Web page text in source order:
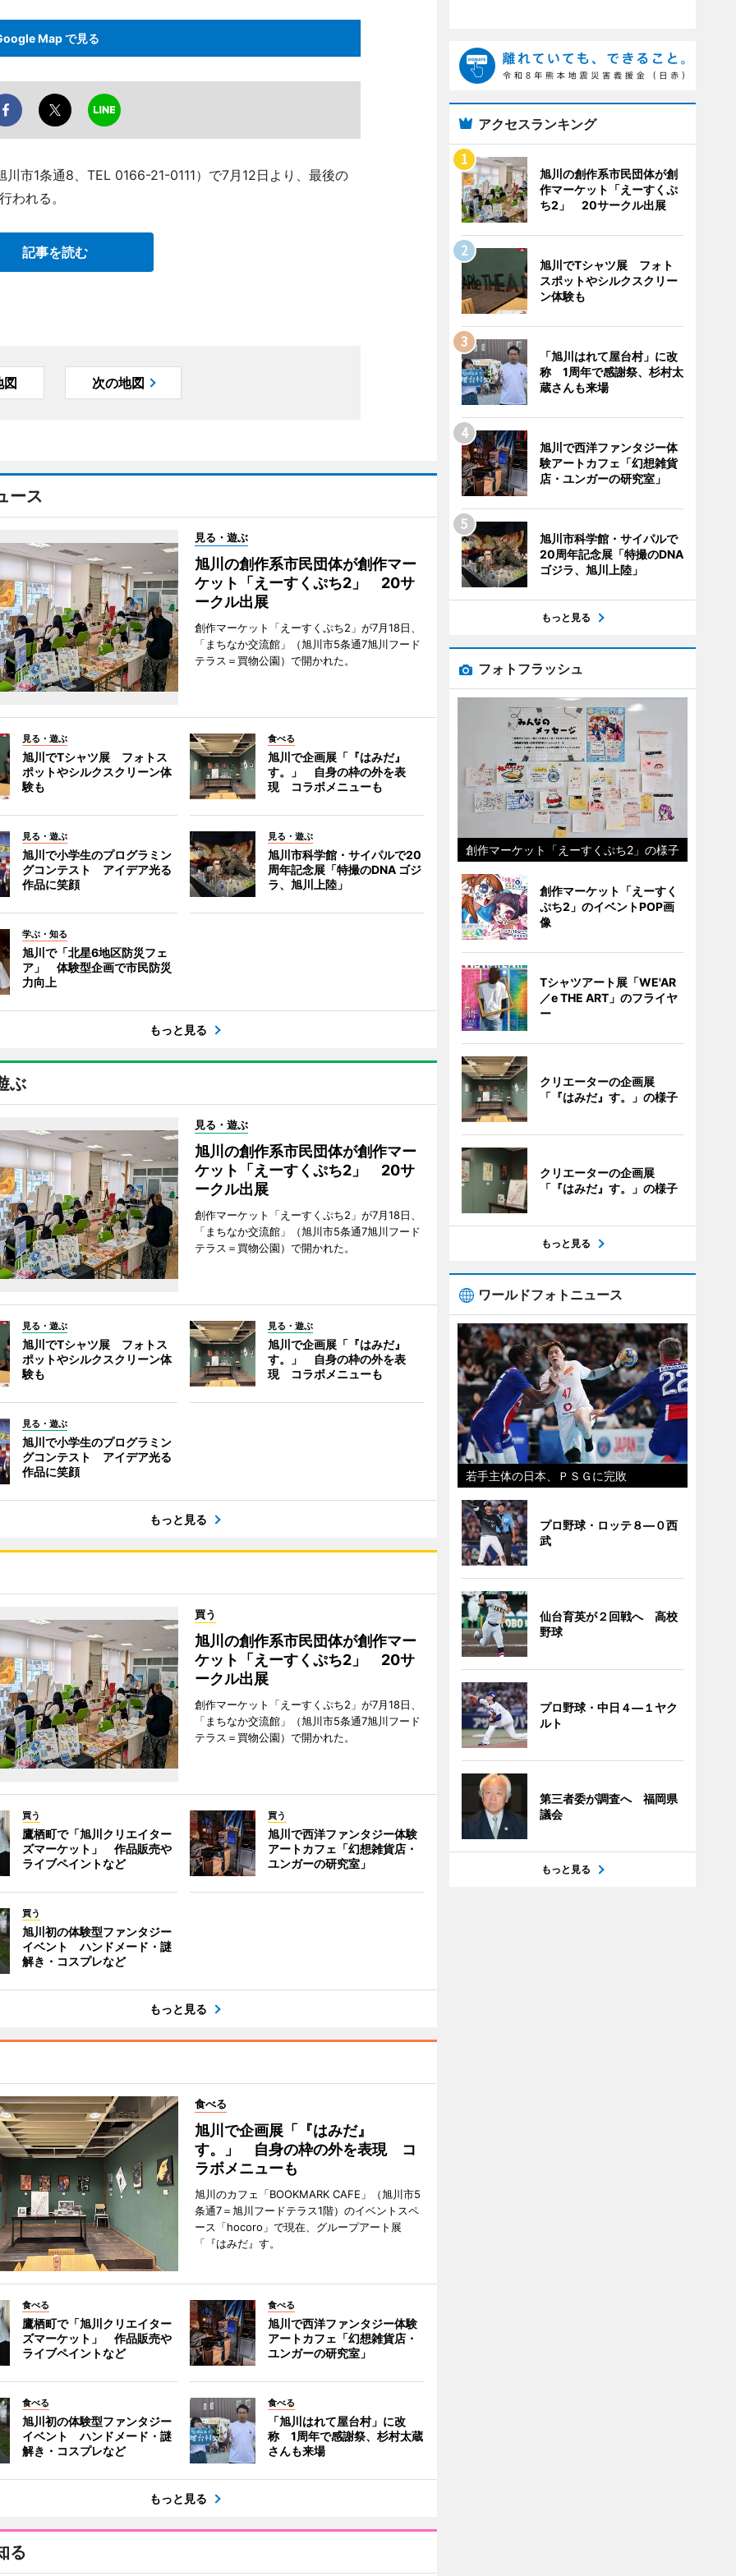
Map で見る
市1条通8、TEL 0166-21-0111）で7月12日より、最後の
われる。
記事を読む
図 次の地図
ース
見る・遊ぶ
旭川の創作系市民団体が創作マー
ケット「えーすくぷち2」 20サ
ークル出展
創作マーケット「えーすくぷち2」が7月18日、
「まちなか交流館」（旭川市5条通7旭川フード
テラス＝買物公園）で開かれた。
見る・遊ぶ
旭川でTシャツ展 フォトス
ポットやシルクスクリーン体
験も
食べる
旭川で企画展「『はみだ』
す。」 自身の枠の外を表
現 コラボメニューも
見る・遊ぶ
旭川で小学生のプログラミン
グコンテスト アイデア光る
作品に笑顔
見る・遊ぶ
旭川市科学館・サイパルで20
周年記念展「特撮のDNA ゴジ
ラ、旭川上陸」
学ぶ・知る
旭川で「北星6地区防災フェ
ア」 体験型企画で市民防災
力向上
もっと見る
ぶ
見る・遊ぶ
旭川の創作系市民団体が創作マー
ケット「えーすくぷち2」 20サ
ークル出展
創作マーケット「えーすくぷち2」が7月18日、
「まちなか交流館」（旭川市5条通7旭川フード
テラス＝買物公園）で開かれた。
見る・遊ぶ
旭川でTシャツ展 フォトス
ポットやシルクスクリーン体
験も
見る・遊ぶ
旭川で企画展「『はみだ』
す。」 自身の枠の外を表
現 コラボメニューも
見る・遊ぶ
旭川で小学生のプログラミン
グコンテスト アイデア光る
作品に笑顔
もっと見る
買う
旭川の創作系市民団体が創作マー
ケット「えーすくぷち2」 20サ
ークル出展
創作マーケット「えーすくぷち2」が7月18日、
「まちなか交流館」（旭川市5条通7旭川フード
テラス＝買物公園）で開かれた。
買う
鷹栖町で「旭川クリエイター
ズマーケット」 作品販売や
ライブペイントなど
買う
旭川で西洋ファンタジー体験
アートカフェ「幻想雑貨店・
ユンガーの研究室」
買う
旭川初の体験型ファンタジー
イベント ハンドメード・謎
解き・コスプレなど
もっと見る
食べる
旭川で企画展「『はみだ』
す。」 自身の枠の外を表現 コ
ラボメニューも
旭川のカフェ「BOOKMARK CAFE」（旭川市5
条通7＝旭川フードテラス1階）のイベントスペ
ース「hocoro」で現在、グループアート展
「『はみだ』す。
食べる
鷹栖町で「旭川クリエイター
ズマーケット」 作品販売や
ライブペイントなど
食べる
旭川で西洋ファンタジー体験
アートカフェ「幻想雑貨店・
ユンガーの研究室」
食べる
旭川初の体験型ファンタジー
イベント ハンドメード・謎
解き・コスプレなど
食べる
「旭川はれて屋台村」に改
称 1周年で感謝祭、杉村太蔵
さんも来場
もっと見る
る
アクセスランキング
旭川の創作系市民団体が創
作マーケット「えーすくぷ
ち2」 20サークル出展
旭川でTシャツ展 フォト
スポットやシルクスクリー
ン体験も
「旭川はれて屋台村」に改
称 1周年で感謝祭、杉村太
蔵さんも来場
旭川で西洋ファンタジー体
験アートカフェ「幻想雑貨
店・ユンガーの研究室」
旭川市科学館・サイパルで
20周年記念展「特撮のDNA
ゴジラ、旭川上陸」
もっと見る
フォトフラッシュ
創作マーケット「えーすくぷち2」の様子
創作マーケット「えーすく
ぷち2」のイベントPOP画
像
Tシャツアート展「WE'AR
／e THE ART」のフライヤ
ー
クリエーターの企画展
「『はみだ』す。」の様子
クリエーターの企画展
「『はみだ』す。」の様子
もっと見る
ワールドフォトニュース
若手主体の日本、ＰＳＧに完敗
プロ野球・ロッテ８―０西
武
仙台育英が２回戦へ 高校
野球
プロ野球・中日４―１ヤク
ルト
第三者委が調査へ 福岡県
議会
もっと見る